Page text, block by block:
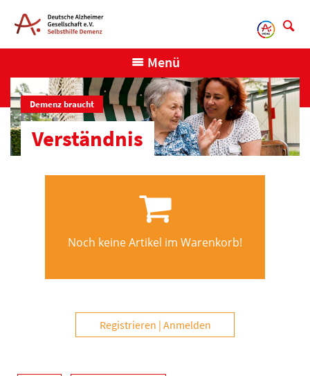
Menü
Demenz braucht
Verständnis
Noch keine Artikel im Warenkorb!
Registrieren Anmelden